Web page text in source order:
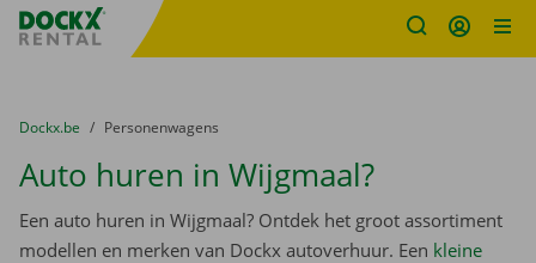
Fratello DEMO
U bevindt zich hier:
van
Dockx.be naar
Personenwagens
Auto huren in Wijgmaal?
Een auto huren in Wijgmaal? Ontdek het groot assortiment
modellen en merken van Dockx autoverhuur. Een kleine